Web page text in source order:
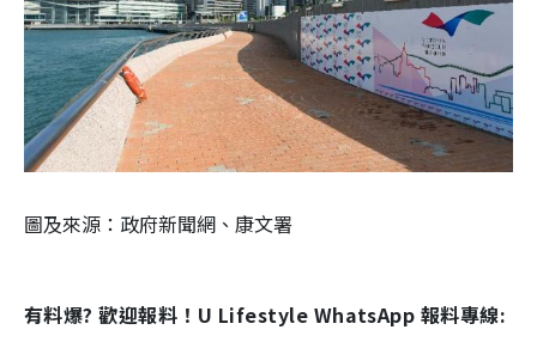
圖及來源：政府新聞網、 康文署
有料爆? 歡迎報料！U Lifestyle WhatsApp 報料專線: